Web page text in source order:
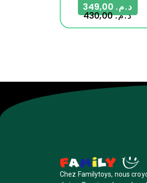
د.م.430,00
د.م.
Chez Familytoys, nous